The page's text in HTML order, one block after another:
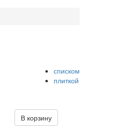
списком
плиткой
В корзину